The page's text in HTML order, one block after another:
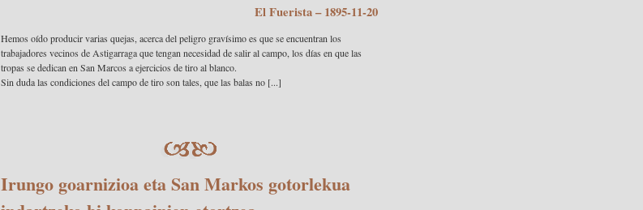
El Fuerista– 1895-11-20
Hemos oído producir varias quejas, acerca del peligro gravísimo es que se encuentran los
trabajadores vecinos de Astigarraga que tengan necesidad de salir al campo, los días en que las
tropas se dedican en San Marcos a ejercicios de tiro al blanco.
Sin duda las condiciones del campo de tiro son tales, que las balas no [...]
Irungo goarnizioa eta San Markos gotorlekua